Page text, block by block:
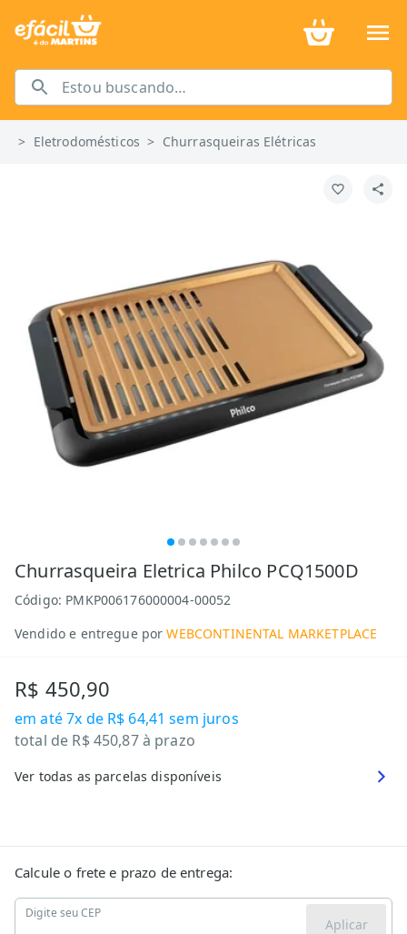
> Eletrodomésticos > Churrasqueiras Elétricas
Churrasqueira Eletrica Philco PCQ1500D
Código: PMKP006176000004-00052
Vendido e entregue por WEBCONTINENTAL MARKETPLACE
R$ 450,90
em até7x de R$ 64,41 sem juros
total de R$ 450,87à prazo
Ver todas as parcelas disponíveis
Calcule o frete e prazo de entrega:
Digite seu CEP
Aplicar